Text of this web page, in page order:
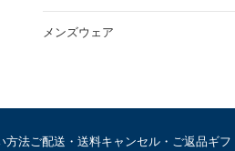
メンズウェア
方法ご配送・送料キャンセル・ご返品ギフ